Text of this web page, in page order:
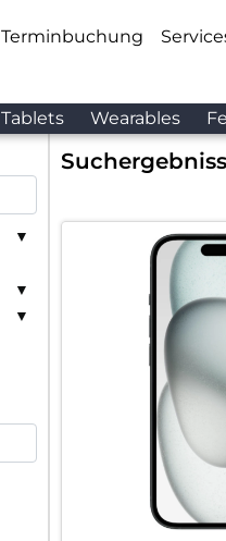
Terminbuchung
Tablets Wearables